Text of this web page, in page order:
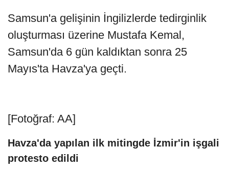
Samsun'a gelişinin İngilizlerde tedirginlik
oluşturması üzerine Mustafa Kemal,
Samsun'da 6 gün kaldıktan sonra 25
Mayıs'ta Havza'ya geçti.
[Fotoğraf: AA]
Havza'da yapılan ilk mitingde İzmir'in işgali
protesto edildi